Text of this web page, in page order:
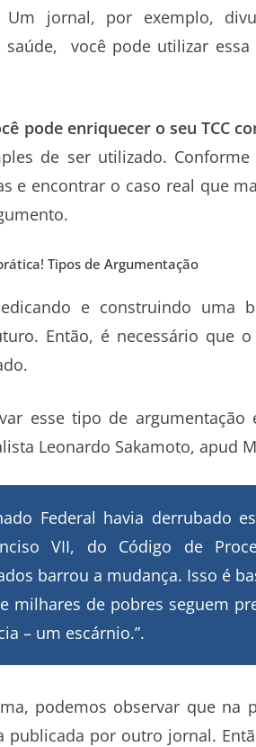
Um jornal, por exemplo,
saúde, você pode utilizar
pode enriquecer o seu TCC
de ser utilizado.
e encontrar o caso real que
Tipos de Argumentação
e construindo uma
Então, é necessário que
esse tipo de
Leonardo Sakamoto, apud
Federal havia derrubado
VII, do Código de
barrou a mudança. Isso é
milhares de pobres seguem
– um escárnio.”.
podemos observar que na
publicada por outro jornal.